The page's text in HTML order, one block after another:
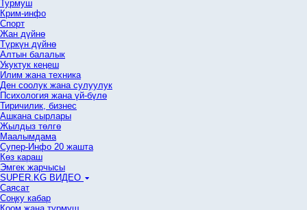
Турмуш
Крим-инфо
Спорт
Жан дүйнө
Түркүн дүйнө
Алтын балалык
Укуктук кеӊеш
Илим жана техника
Ден соолук жана сулуулук
Психология жана үй-бүлө
Тиричилик, бизнес
Ашкана сырлары
Жылдыз төлгө
Маалымдама
Супер-Инфо 20 жашта
Көз караш
Эмгек жарчысы
SUPER.KG ВИДЕО
Саясат
Cоңку кабар